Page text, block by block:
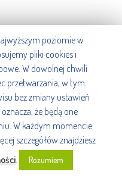
poziomie w
pliki cookies i
W dowolnej chwili
przetwarzania, w tym
bez zmiany ustawień
że będą one
W każdym momencie
szczegółów znajdziesz
. Rozumiem